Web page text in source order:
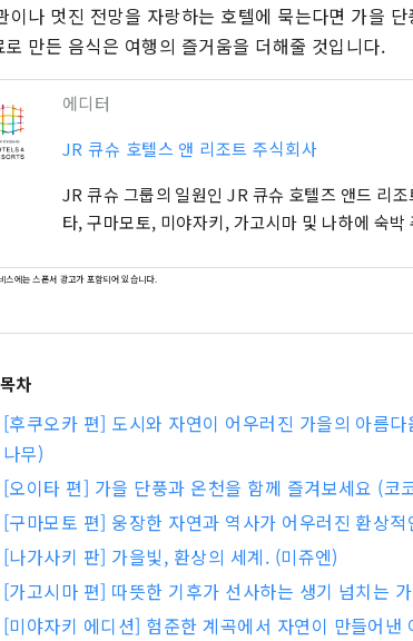
이나 멋진 전망을 자랑하는 호텔에 묵는다면 가을
로 만든 음식은 여행의 즐거움을 더해줄 것입니다.
에디터
JR 큐슈 호텔스 앤 리조트 주식회사
JR 큐슈 그룹의 일원인 JR 큐슈 호텔즈 앤드 리
타, 구마모토, 미야자키, 가고시마 및 나하에 숙
스에는 스폰서 광고가 포함되어 있습니다.
목차
[후쿠오카 편] 도시와 자연이 어우러진 가을의 아름
나무)
[오이타 편] 가을 단풍과 온천을 함께 즐겨보세요 (코
[구마모토 편] 웅장한 자연과 역사가 어우러진 환상
[나가사키 판] 가을빛, 환상의 세계. (미쥬엔)
[가고시마 편] 따뜻한 기후가 선사하는 생기 넘치는
[미야자키 에디션] 험준한 계곡에서 자연이 만들어